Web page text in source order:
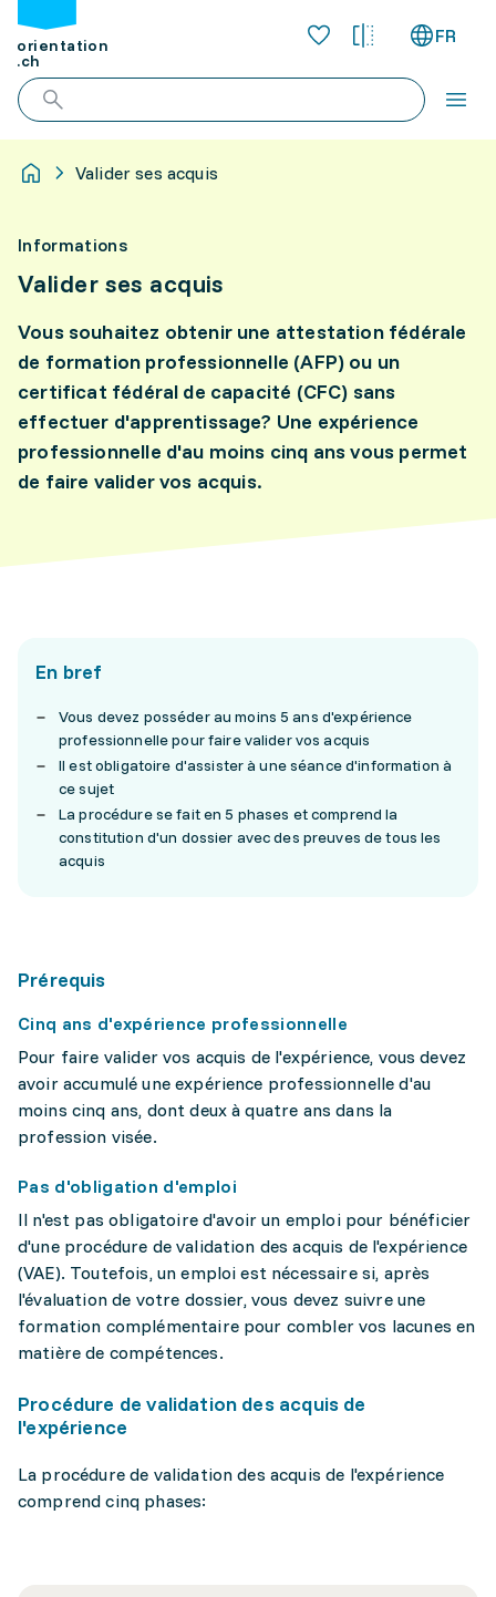
orientation
.ch
FR
Valider ses acquis
Informations
Valider ses acquis
Vous souhaitez obtenir une attestation fédérale
de formation professionnelle (AFP) ou un
certificat fédéral de capacité (CFC) sans
effectuer d'apprentissage? Une expérience
professionnelle d'au moins cinq ans vous permet
de faire valider vos acquis.
En bref
Vous devez posséder au moins 5 ans d'expérience
professionnelle pour faire valider vos acquis
Il est obligatoire d'assister à une séance d'information à
ce sujet
La procédure se fait en 5 phases et comprend la
constitution d'un dossier avec des preuves de tous les
acquis
Prérequis
Cinq ans d'expérience professionnelle
Pour faire valider vos acquis de l'expérience, vous devez
avoir accumulé une expérience professionnelle d'au
moins cinq ans, dont deux à quatre ans dans la
profession visée.
Pas d'obligation d'emploi
Il n'est pas obligatoire d'avoir un emploi pour bénéficier
d'une procédure de validation des acquis de l'expérience
(VAE). Toutefois, un emploi est nécessaire si, après
l'évaluation de votre dossier, vous devez suivre une
formation complémentaire pour combler vos lacunes en
matière de compétences.
Procédure de validation des acquis de
l'expérience
La procédure de validation des acquis de l'expérience
comprend cinq phases: